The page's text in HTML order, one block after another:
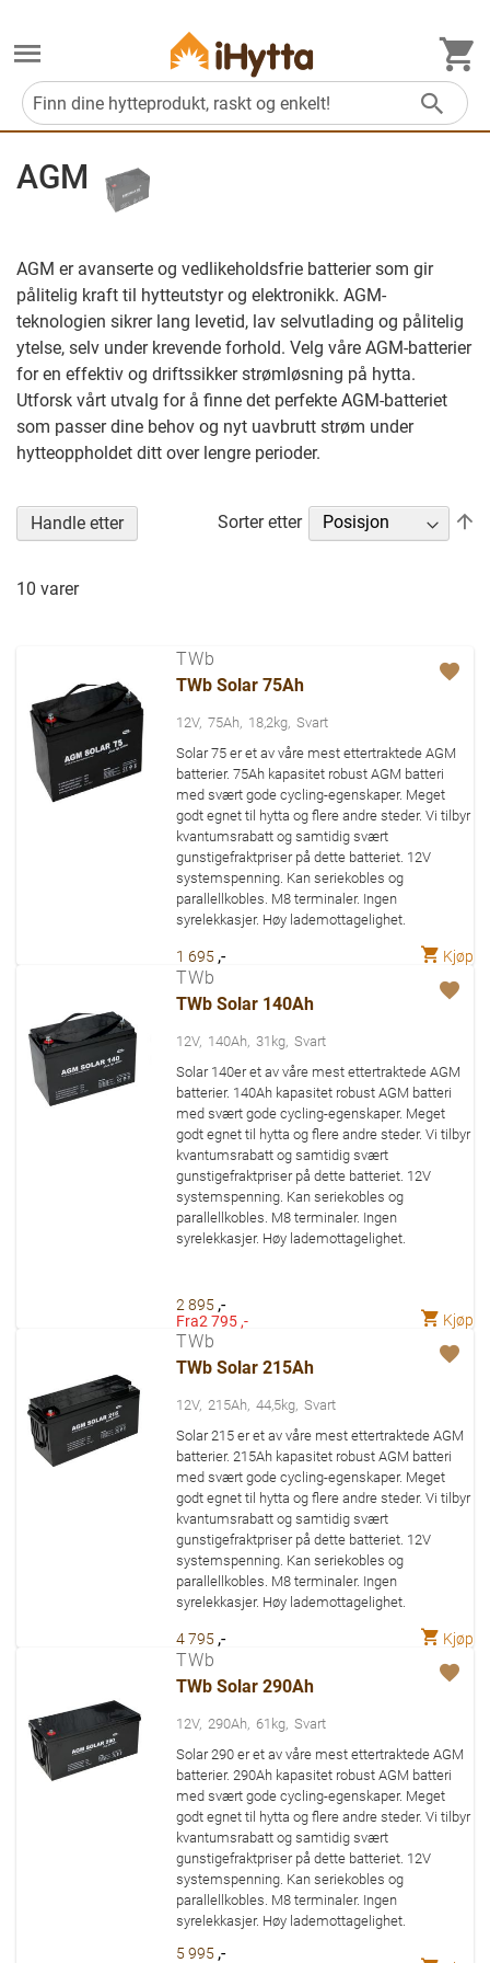
Søk
AGM
AGM er avanserte og vedlikeholdsfrie batterier som gir
pålitelig kraft til hytteutstyr og elektronikk. AGM-
teknologien sikrer lang levetid, lav selvutlading og pålitelig
ytelse, selv under krevende forhold. Velg våre AGM-batterier
for en effektiv og driftssikker strømløsning på hytta.
Utforsk vårt utvalg for å finne det perfekte AGM-batteriet
som passer dine behov og nyt uavbrutt strøm under
hytteoppholdet ditt over lengre perioder.
10 varer
Sorter etter
TWb
TWb Solar 75Ah
12V 75Ah 18,2kg Svart
Solar 75 er et av våre mest ettertraktede AGM
batterier. 75Ah kapasitet robust AGM batteri
med svært gode cycling-egenskaper. Meget
godt egnet til hytta og flere andre steder. Vi tilbyr
kvantumsrabatt og samtidig svært
gunstigefraktpriser på dette batteriet. 12V
systemspenning. Kan seriekobles og
parallellkobles. M8 terminaler. Ingen
syrelekkasjer. Høy lademottagelighet.
1 695 ,- Kjøp
TWb
TWb Solar 140Ah
12V 140Ah 31kg Svart
Solar 140er et av våre mest ettertraktede AGM
batterier. 140Ah kapasitet robust AGM batteri
med svært gode cycling-egenskaper. Meget
godt egnet til hytta og flere andre steder. Vi tilbyr
kvantumsrabatt og samtidig svært
gunstigefraktpriser på dette batteriet. 12V
systemspenning. Kan seriekobles og
parallellkobles. M8 terminaler. Ingen
syrelekkasjer. Høy lademottagelighet.
2 895 ,-
Fra2 795 ,- Kjøp
TWb
TWb Solar 215Ah
12V 215Ah 44,5kg Svart
Solar 215 er et av våre mest ettertraktede AGM
batterier. 215Ah kapasitet robust AGM batteri
med svært gode cycling-egenskaper. Meget
godt egnet til hytta og flere andre steder. Vi tilbyr
kvantumsrabatt og samtidig svært
gunstigefraktpriser på dette batteriet. 12V
systemspenning. Kan seriekobles og
parallellkobles. M8 terminaler. Ingen
syrelekkasjer. Høy lademottagelighet.
4 795 ,- Kjøp
TWb
TWb Solar 290Ah
12V 290Ah 61kg Svart
Solar 290 er et av våre mest ettertraktede AGM
batterier. 290Ah kapasitet robust AGM batteri
med svært gode cycling-egenskaper. Meget
godt egnet til hytta og flere andre steder. Vi tilbyr
kvantumsrabatt og samtidig svært
gunstigefraktpriser på dette batteriet. 12V
systemspenning. Kan seriekobles og
parallellkobles. M8 terminaler. Ingen
syrelekkasjer. Høy lademottagelighet.
5 995 ,-
Handle etter